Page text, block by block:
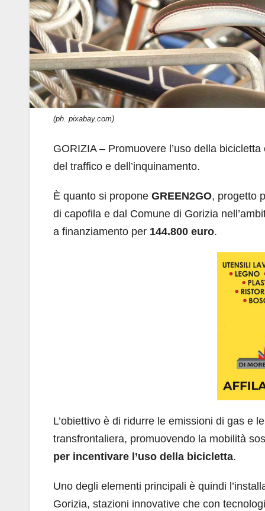
(ph. pixabay.com)
GORIZIA – Promuovere l’uso della
del traffico e dell’inquinamento.
È quanto si propone GREEN2GO, progetto
di capofila e dal Comune di Gorizia
a finanziamento per 144.800 euro.
L’obiettivo è di ridurre le emissioni di gas e
transfrontaliera, promuovendo la mobilità
per incentivare l’uso della bicicletta.
Uno degli elementi principali è quindi
Gorizia, stazioni innovative che con